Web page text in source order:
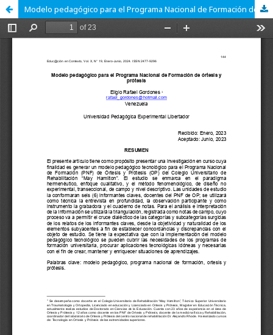
Modelo pedagógico para el Programa Nacional de Formación de órtesis y prótesis